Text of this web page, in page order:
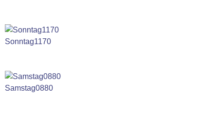
Sonntag1170
Samstag0880